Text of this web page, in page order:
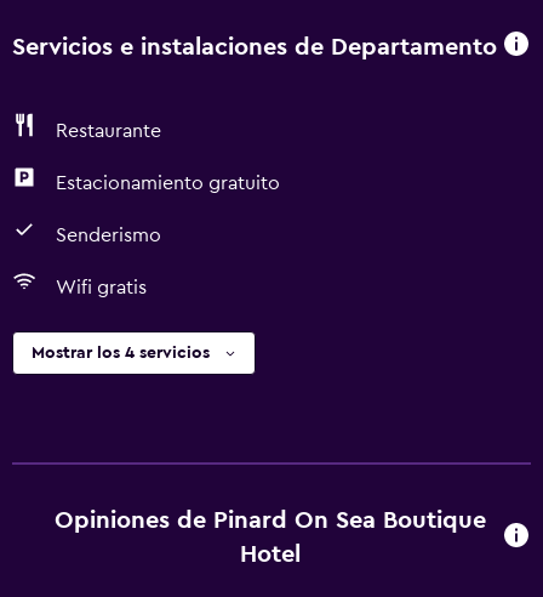
Servicios e instalaciones de Departamento
Restaurante
Estacionamiento gratuito
Senderismo
Wifi gratis
Mostrar los 4 servicios
Opiniones de Pinard On Sea Boutique
Hotel